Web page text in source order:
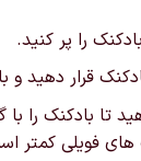
را پر کنید.
قرار دهید و
تا بادکنک را با
های فویلی کمتر